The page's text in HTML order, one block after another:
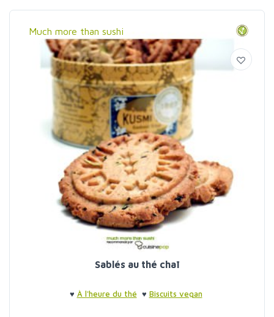
Much more than sushi
Sablés au thé chaï
♥ À l'heure du thé ♥ Biscuits vegan